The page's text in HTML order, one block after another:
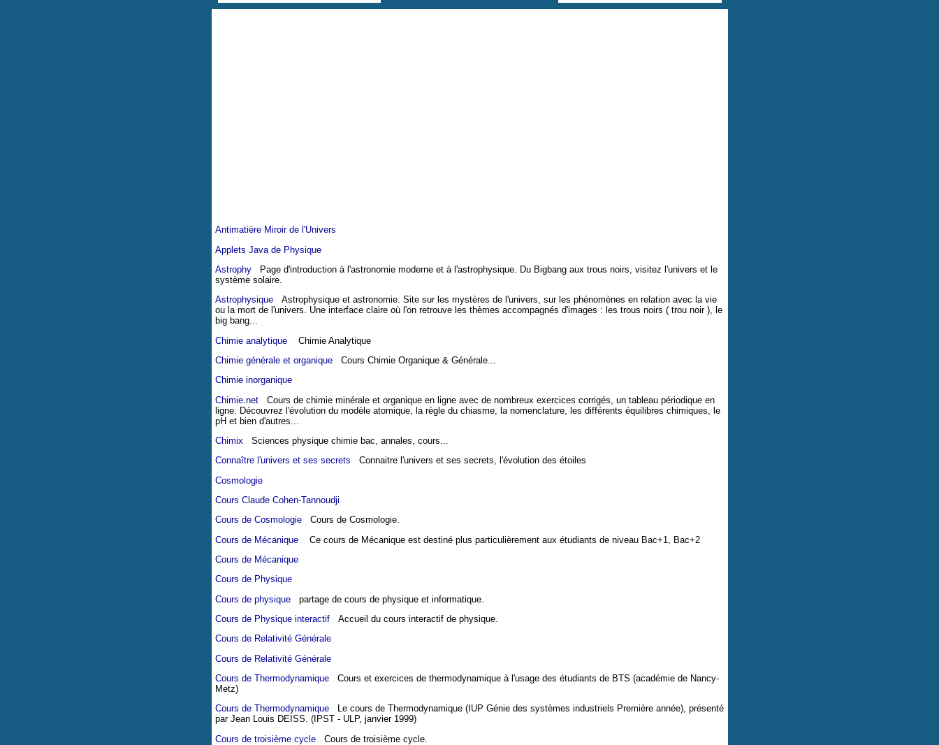
Antimatière Miroir de l'Univers
Applets Java de Physique
AstrophyPage d'introduction à l'astronomie moderne et à l'astrophysique. Du Bigbang aux trous noirs, visitez l'univers et le
système solaire.
AstrophysiqueAstrophysique et astronomie. Site sur les mystères de l'univers, sur les phénomènes en relation avec la vie
ou la mort de l'univers. Une interface claire où l'on retrouve les thèmes accompagnés d'images : les trous noirs ( trou noir ), le
big bang...
Chimie analytique
Chimie Analytique
Chimie générale et organiqueCours Chimie Organique & Générale...
Chimie inorganique
Chimie.netCours de chimie minérale et organique en ligne avec de nombreux exercices corrigés, un tableau périodique en
ligne. Découvrez l'évolution du modèle atomique, la règle du chiasme, la nomenclature, les différents équilibres chimiques, le
pH et bien d'autres...
Chimix Sciences physique chimie bac, annales, cours...
Connaître l'univers et ses secrets Connaitre l'univers et ses secrets, l'évolution des étoiles
Cosmologie
Cours Claude Cohen-Tannoudji
Cours de CosmologieCours de Cosmologie.
Cours de MécaniqueCe cours de Mécanique est destiné plus particulièrement aux étudiants de niveau Bac+1, Bac+2
Cours de Mécanique
Cours de Physique
Cours de physiquepartage de cours de physique et informatique.
Cours de Physique interactifAccueil du cours interactif de physique.
Cours de Relativité Générale
Cours de Relativité Générale
Cours de ThermodynamiqueCours et exercices de thermodynamique à l'usage des étudiants de BTS (académie de Nancy-
Metz)
Cours de ThermodynamiqueLe cours de Thermodynamique (IUP Génie des systèmes industriels Première année), présenté
par Jean Louis DEISS. (IPST - ULP, janvier 1999)
Cours de troisième cycleCours de troisième cycle.